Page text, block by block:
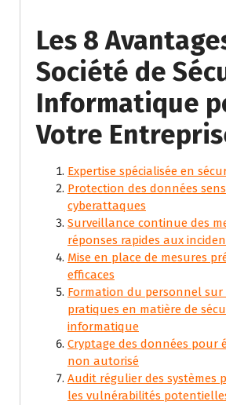
Les 8
Société de
Informatique
Votre
Expertise spécialisée en
Protection des données
cyberattaques
Surveillance continue des
réponses rapides aux
Mise en place de mesures
efficaces
Formation du personnel sur
pratiques en matière de
informatique
Cryptage des données pour
non autorisé
Audit régulier des systèmes
les vulnérabilités